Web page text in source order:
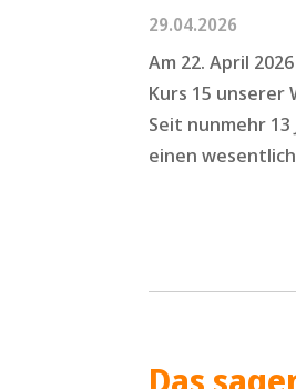
29.04.2026
Am 22. April
Kurs 15
Seit nunmehr
einen